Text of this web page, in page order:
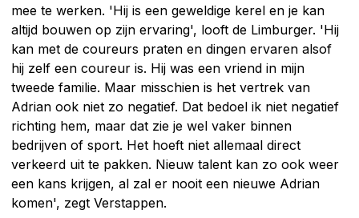
mee te werken. 'Hij is een geweldige kerel en je kan
altijd bouwen op zijn ervaring', looft de Limburger. 'Hij
kan met de coureurs praten en dingen ervaren alsof
hij zelf een coureur is. Hij was een vriend in mijn
tweede familie. Maar misschien is het vertrek van
Adrian ook niet zo negatief. Dat bedoel ik niet negatief
richting hem, maar dat zie je wel vaker binnen
bedrijven of sport. Het hoeft niet allemaal direct
verkeerd uit te pakken. Nieuw talent kan zo ook weer
een kans krijgen, al zal er nooit een nieuwe Adrian
komen', zegt Verstappen.